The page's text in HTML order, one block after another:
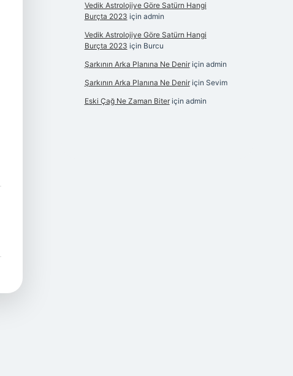
Vedik Astrolojiye Göre Satürn Hangi
Burçta 2023 için admin
Vedik Astrolojiye Göre Satürn Hangi
Burçta 2023 için Burcu
Şarkının Arka Planına Ne Deniriçin admin
Şarkının Arka Planına Ne Deniriçin Sevim
Eski Çağ Ne Zaman Biteriçin admin